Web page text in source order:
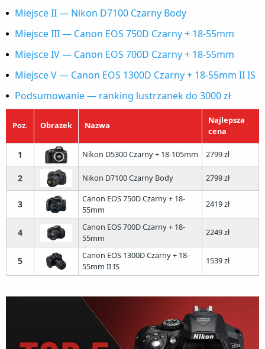
Miejsce II — Nikon D7100 Czarny Body
Miejsce III — Canon EOS 750D Czarny + 18-55mm
Miejsce IV — Canon EOS 700D Czarny + 18-55mm
Miejsce V — Canon EOS 1300D Czarny + 18-55mm II IS
Podsumowanie — ranking lustrzanek do 3000 zł
Poz. Obrazek Nazwa
Najlepsza
cena
1 Nikon D5300 Czarny + 18-105mm 2799 zł
2 Nikon D7100 Czarny Body 2799 zł
3
Canon EOS 750D Czarny + 18-
55mm
2419 zł
4
Canon EOS 700D Czarny + 18-
55mm
2249 zł
5
Canon EOS 1300D Czarny + 18-
55mm II IS
1539 zł